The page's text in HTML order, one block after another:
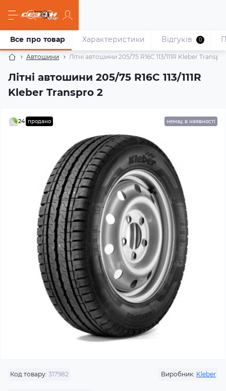
Автошини Літні автошини 205/75 R16C 113/111R Kleber
Літні автошини 205/75 R16C 113/111R
Kleber Transpro 2
Все про товар Характеристики Відгуків 0
24 продано немає в наявності
Код товару: 317982 Виробник: Kleber